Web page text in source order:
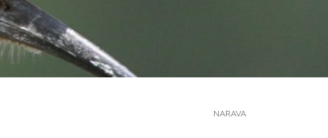
NARAVA